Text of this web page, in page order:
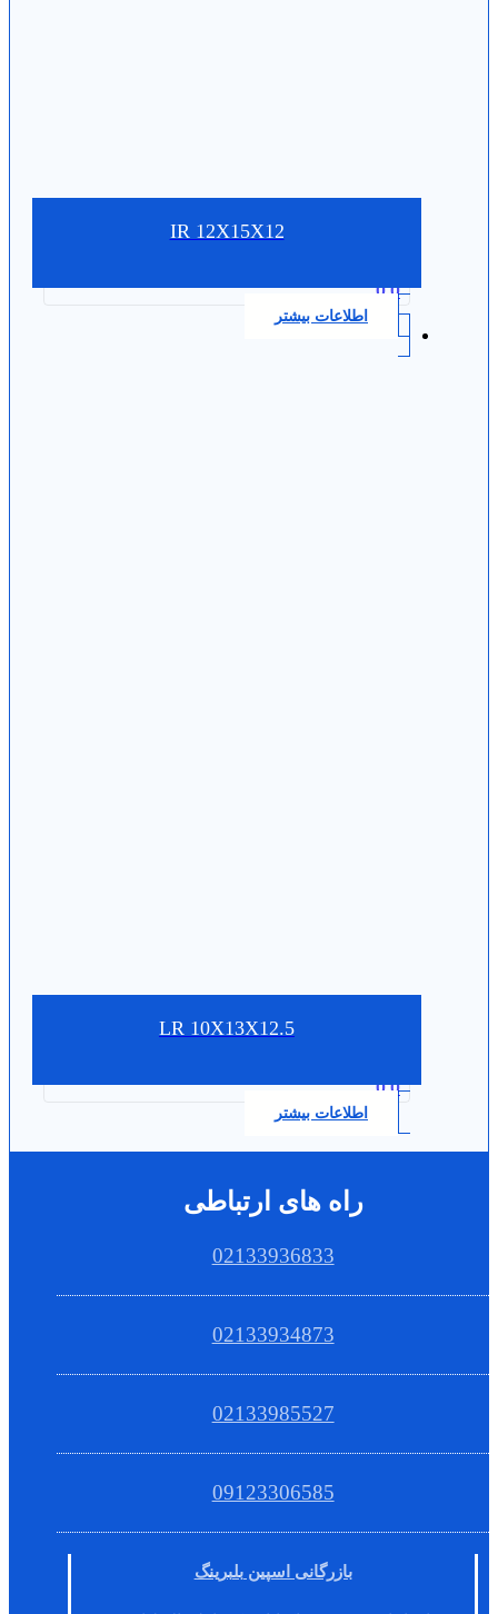
IR 12X15X12
0.0
اطلاعات بیشتر
LR 10X13X12.5
0.0
اطلاعات بیشتر
راه های ارتباطی
02133936833
02133934873
02133985527
09123306585
بازرگانی اسپین بلبرینگ